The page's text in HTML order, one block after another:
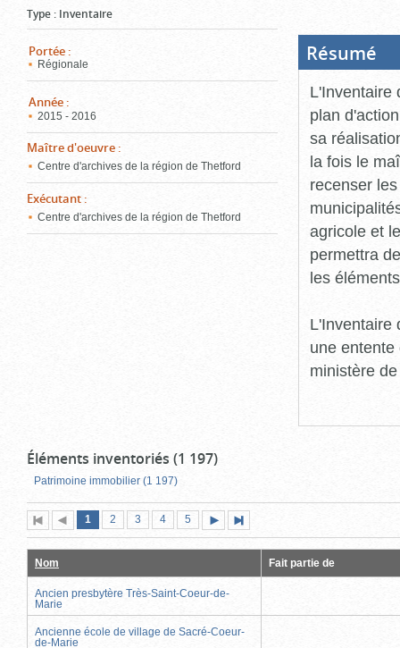
Type : Inventaire
Portée :
Régionale
Année :
2015 - 2016
Maître d'oeuvre :
Centre d'archives de la région de Thetford
Exécutant :
Centre d'archives de la région de Thetford
Résumé
L'Inventaire
plan
sa
la fois le
recenser
agricole et
permettra
les
L'Inventaire
une
ministère
Éléments inventoriés (1 197)
Patrimoine immobilier (1 197)
Première
page
Page
précédente
Page
1 (page
actuelle)
Page
2 Page
3 Page
4 Page
5
suivante
page
Nom Fait partie de
Ancien presbytère Très-Saint-Coeur-de-
Marie
Ancienne école de village de Sacré-Coeur-
de-Marie